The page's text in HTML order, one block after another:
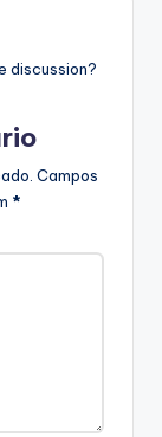
discussion?
Campos
*